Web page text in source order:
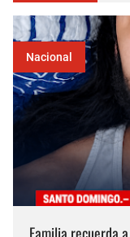
Nacional
Familia recuerda